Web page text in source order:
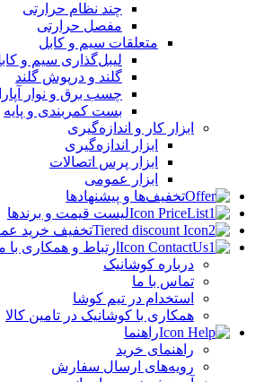
چند نظام حرارتی
مفصل حرارتی
متعلقات سیم و کابل
لیبل‌گذاری سیم و
گلند و درپوش گلند
چسب برق و نوار
بست کمربندی و پایه
ابزار کار و اندازه‌گیری
ابزار اندازه‌گیری
ابزار پرس اتصالات
ابزار عمومی
تخفیف‌ها و پیشنهادها
لیست قیمت و برندها
تخفیف خرید
ارتباط و همکاری با
درباره کوشانیک
تماس با ما
استخدام در تیم کوشا
همکاری با کوشانیک در تامین کالا
راهنما
راهنمای خرید
رویه‌های ارسال سفارش